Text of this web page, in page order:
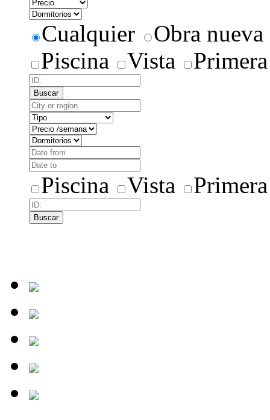
Cualquier
Obra nueva
Piscina
Vista
Buscar
Piscina Vista
Buscar